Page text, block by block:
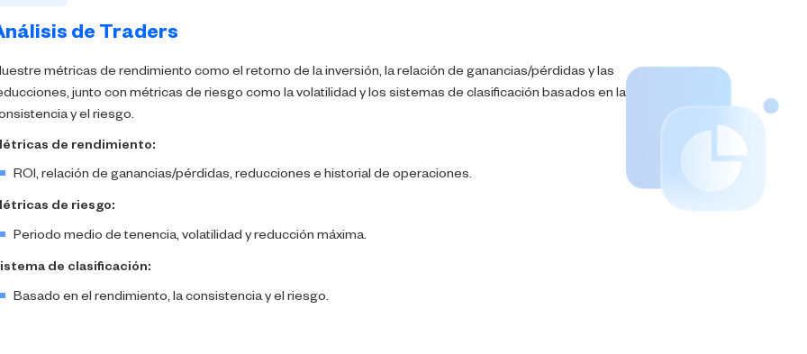
de Traders
métricas de rendimiento como el retorno de la inversión, la relación de ganancias/pérdidas y las
junto con métricas de riesgo como la volatilidad y los sistemas de clasificación basados en la
y el riesgo.
de rendimiento:
ROI, relación de ganancias/pérdidas, reducciones e historial de operaciones.
de riesgo:
Periodo medio de tenencia, volatilidad y reducción máxima.
de clasificación:
Basado en el rendimiento, la consistencia y el riesgo.